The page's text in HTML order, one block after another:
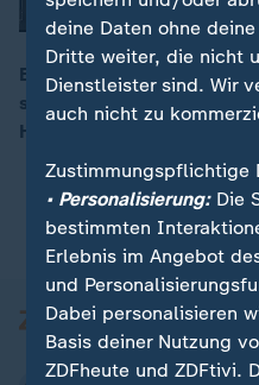
00:15
Ein Wolkenpaket bringt
sind zudem Gewitter
Höchsttemperaturen
deine Daten ohne
Dritte weiter, die nicht
Dienstleister sind. Wir
auch nicht zu
Zustimmungspflichtige
• Personalisierung:Die
bestimmten
Erlebnis im Angebot
und
Dabei personalisieren
Basis deiner Nutzung
ZDFheute und ZDFtivi.